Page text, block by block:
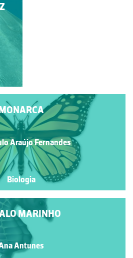
Araújo Fernandes
Biologia
MARINHO
Antunes